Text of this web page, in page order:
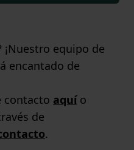
¡Nuestro equipo de
encantado de
contacto aquío
de
.